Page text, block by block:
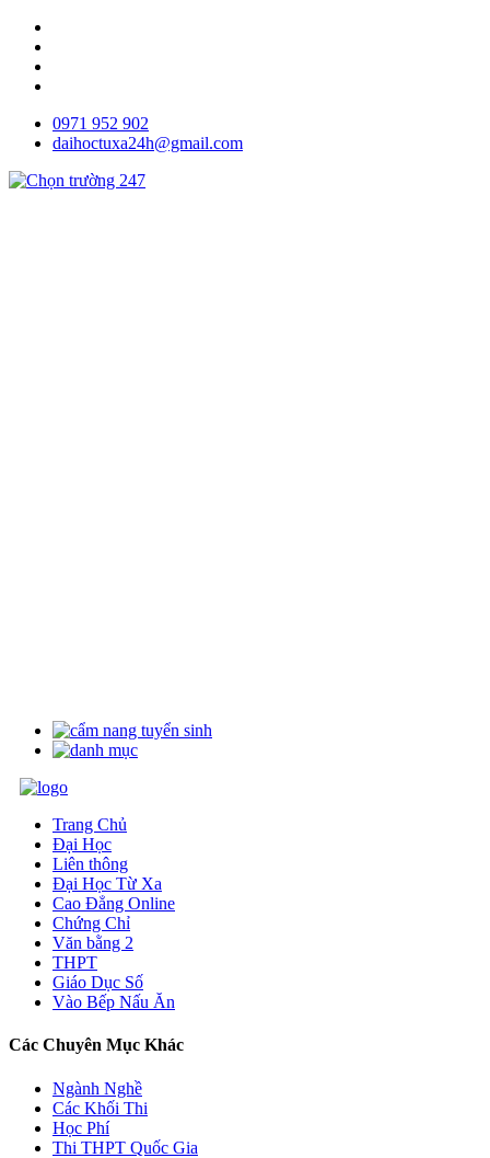
0971 952 902
daihoctuxa24h@gmail.com
Trang Chủ
Đại Học
Liên thông
Đại Học Từ Xa
Cao Đẳng Online
Chứng Chỉ
Văn bằng 2
THPT
Giáo Dục Số
Vào Bếp Nấu Ăn
Các Chuyên Mục Khác
Ngành Nghề
Các Khối Thi
Học Phí
Thi THPT Quốc Gia